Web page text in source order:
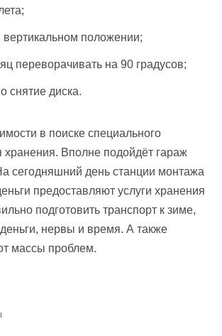
вертикальном положении;
переворачивать на 90 градусов;
снятие диска.
в поиске специального
Вполне подойдёт гараж
сегодняшний день станции монтажа
предоставляют услуги хранения
подготовить транспорт к зиме,
нервы и время. А также
массы проблем.